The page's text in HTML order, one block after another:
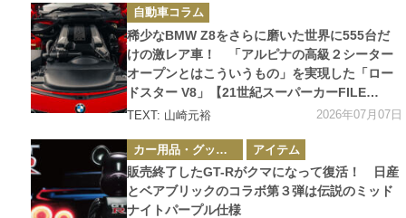
カ
テ
ゴ
リ
ー
自動車コラム
稀少なBMW Z8をさらに磨いた世界に555台だ
けの激レア車！ 「アルピナの高級２シーター
オープンとはこういうもの」を実現した「ロー
ドスター V8」【21世紀スーパーカーFILE
#032】
TEXT: 山崎元裕 2026年07月07日
カ
テ
ゴ
リ
ー
カー用品・グッズ情報 アイテム
販売終了したGT-Rがクマになって復活！ 日産
とベアブリックのコラボ第３弾は伝説のミッド
ナイトパープル仕様